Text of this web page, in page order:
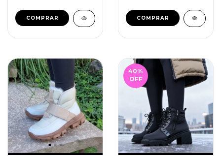
COMPRAR COMPRAR
40%
OFF